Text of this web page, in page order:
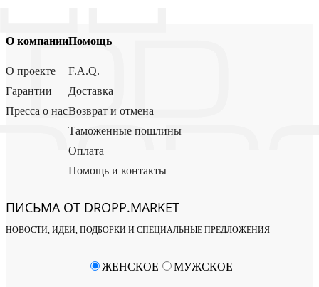
О компании
О проекте
Гарантии
Пресса о нас
Помощь
F.A.Q.
Доставка
Возврат и отмена
Таможенные пошлины
Оплата
Помощь и контакты
ПИСЬМА ОТ DROPP.MARKET
НОВОСТИ, ИДЕИ, ПОДБОРКИ И СПЕЦИАЛЬНЫЕ ПРЕДЛОЖЕНИЯ
ЖЕНСКОЕ МУЖСКОЕ